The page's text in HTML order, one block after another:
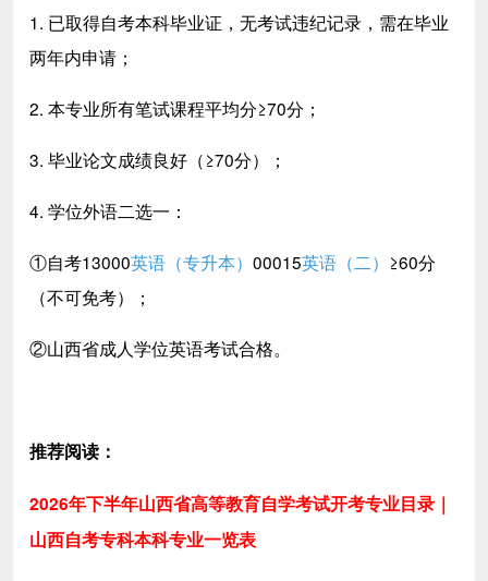
1. 已取得自考本科毕业证，无考试违纪记录，需在毕业
两年内申请；
2. 本专业所有笔试课程平均分≥70分；
3. 毕业论文成绩良好（≥70分）；
4. 学位外语二选一：
①自考13000英语（专升本） 00015英语（二） ≥60分
（不可免考）；
②山西省成人学位英语考试合格。
推荐阅读：
2026年下半年山西省高等教育自学考试开考专业目录｜
山西自考专科本科专业一览表